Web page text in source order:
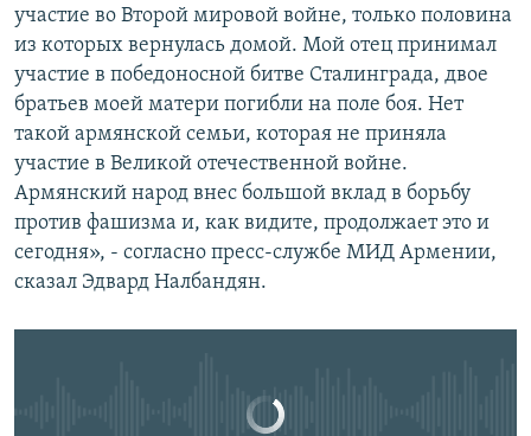
участие во Второй мировой войне, только половина
из которых вернулась домой. Мой отец принимал
участие в победоносной битве Сталинграда, двое
братьев моей матери погибли на поле боя. Нет
такой армянской семьи, которая не приняла
участие в Великой отечественной войне.
Армянский народ внес большой вклад в борьбу
против фашизма и, как видите, продолжает это и
сегодня», - согласно пресс-службе МИД Армении,
сказал Эдвард Налбандян.
EMBED SHARE
Նալբանդյան. «Արցախի բանակը պայքարում է ֆաշիզմի նոր դրսևորման դեմ»
byРадио Азатутюн
No media source currently available